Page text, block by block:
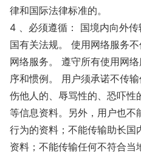
律和国际法律标准的。
4 、必须遵循： 国境内向外
国有关法规。 使用网络服务
网络服务。 遵守所有使用网
序和惯例。 用户须承诺不传
伤他人的、辱骂性的、恐吓
等信息资料。另外，用户也
行为的资料；不能传输助长国
资料；不能传输任何不符合